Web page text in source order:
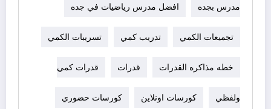
مدرس بجده افضل مدرس رياضيات في جده
تجميعات الكمي تدريب كمي تسريبات الكمي
خطه مذاكره القدرات قدرات قدرات كمي
ولفظي كورسات اونلاين كورسات حضوري